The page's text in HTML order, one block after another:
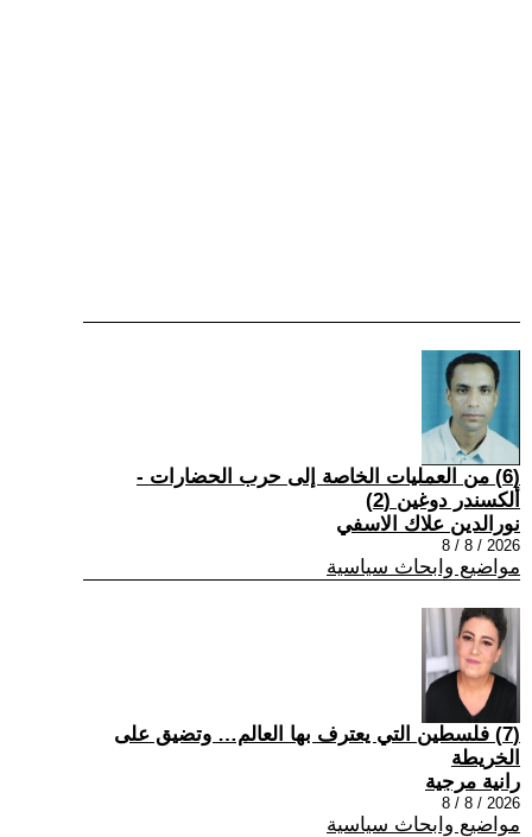
(6) من العمليات الخاصة إلى حرب الحضارات -
ألكسندر دوغين (2)
نورالدين علاك الاسفي
2026 / 8 / 8
مواضيع وابحاث سياسية
(7) فلسطين التي يعترف بها العالم… وتضيق على
الخريطة
رانية مرجية
2026 / 8 / 8
مواضيع وابحاث سياسية